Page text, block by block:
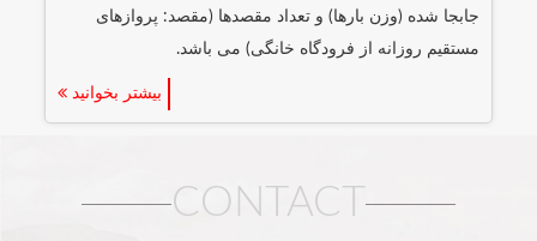
جابجا شده (وزن بارها) و تعداد مقصدها (مقصد: پروازهای
مستقیم روزانه از فرودگاه خانگی) می باشد.
بیشتر بخوانید
CONTACT